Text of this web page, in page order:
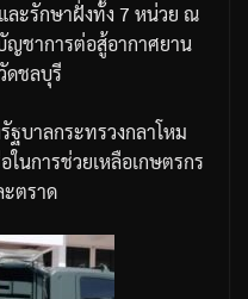
ะรักษาฝั่งทั้ง 7 หน่วย ณ
ชาการต่อสู้อากาศยาน
ดชลบุรี
ฐบาลกระทรวงกลาโหม
ในการช่วยเหลือเกษตรกร
ะตราด